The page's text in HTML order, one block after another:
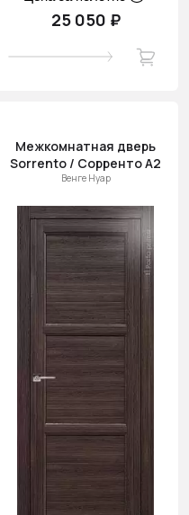
25 050 ₽
Межкомнатная дверь
Sorrento / Сорренто А2
Венге Нуар